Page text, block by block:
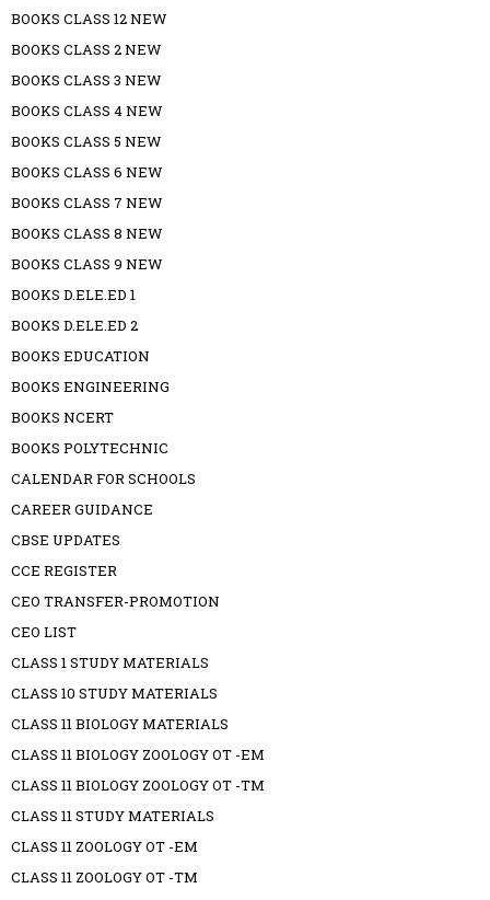
BOOKS CLASS 12 NEW
BOOKS CLASS 2 NEW
BOOKS CLASS 3 NEW
BOOKS CLASS 4 NEW
BOOKS CLASS 5 NEW
BOOKS CLASS 6 NEW
BOOKS CLASS 7 NEW
BOOKS CLASS 8 NEW
BOOKS CLASS 9 NEW
BOOKS D.ELE.ED 1
BOOKS D.ELE.ED 2
BOOKS EDUCATION
BOOKS ENGINEERING
BOOKS NCERT
BOOKS POLYTECHNIC
CALENDAR FOR SCHOOLS
CAREER GUIDANCE
CBSE UPDATES
CCE REGISTER
CEO TRANSFER-PROMOTION
CEO LIST
CLASS 1 STUDY MATERIALS
CLASS 10 STUDY MATERIALS
CLASS 11 BIOLOGY MATERIALS
CLASS 11 BIOLOGY ZOOLOGY OT -EM
CLASS 11 BIOLOGY ZOOLOGY OT -TM
CLASS 11 STUDY MATERIALS
CLASS 11 ZOOLOGY OT -EM
CLASS 11 ZOOLOGY OT -TM